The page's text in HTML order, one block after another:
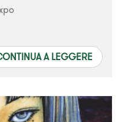
A LEGGERE